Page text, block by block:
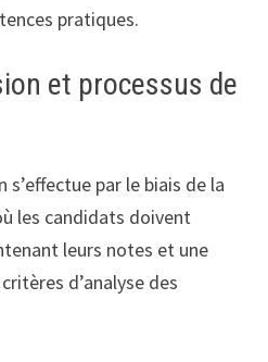
pratiques.
et processus de
s’effectue par le biais de la
les candidats doivent
leurs notes et une
d’analyse des